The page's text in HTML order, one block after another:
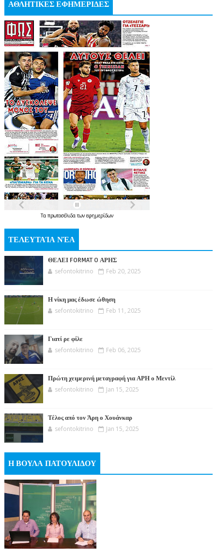
ΑΘΛΗΤΙΚΕΣ ΕΦΗΜΕΡΙΔΕΣ
Τα πρωτοσέλιδατων εφημερίδων
ΤΕΛΕΥΤΑΊΑ ΝΈΑ
ΘΕΛΕΙ FORMAT O ΑΡΗΣ
sefontokitrino Feb 20, 2025
Η νίκη μας έδωσε ώθηση
sefontokitrino Feb 11, 2025
Γιατί ρε φίλε
sefontokitrino Feb 06, 2025
Πρώτη χειμερινή μεταγραφή για ΑΡΗ ο Μεντίλ
sefontokitrino Jan 15, 2025
Τέλος από τον Άρη ο Χουάνκαρ
sefontokitrino Jan 15, 2025
Η ΒΟΥΛΑ ΠΑΤΟΥΛΙΔΟΥ